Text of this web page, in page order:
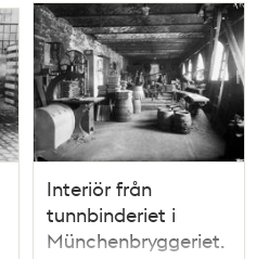
Interiör från
tunnbinderiet i
Münchenbryggeriet.